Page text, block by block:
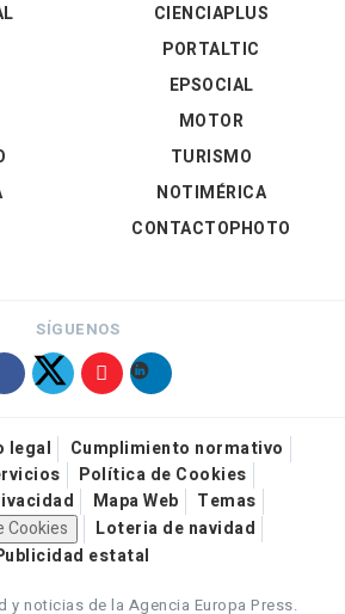
CIENCIAPLUS
PORTALTIC
EPSOCIAL
MOTOR
TURISMO
NOTIMÉRICA
CONTACTOPHOTO
SÍGUENOS
legal
Cumplimiento normativo
Política de Cookies
Mapa Web
Temas
Cookies
Loteria de navidad
estatal
y noticias de la Agencia Europa Press.